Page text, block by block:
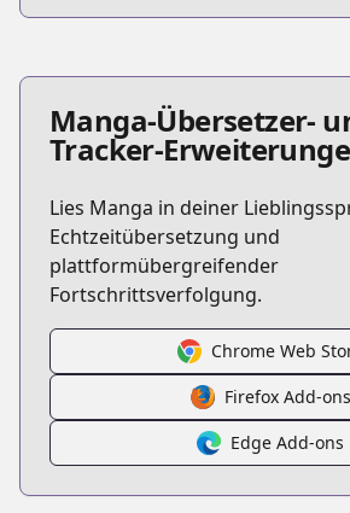
Manga-Übersetzer-
Tracker-
Lies Manga in deiner
Echtzeitübersetzung und
plattformübergreifender
Fortschrittsverfolgung.
Chrome Web
Firefox Add-ons
Edge Add-ons